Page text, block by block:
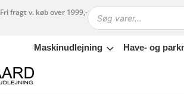
Fri fragt v. køb over 1999,-
Maskinudlejning Have- og